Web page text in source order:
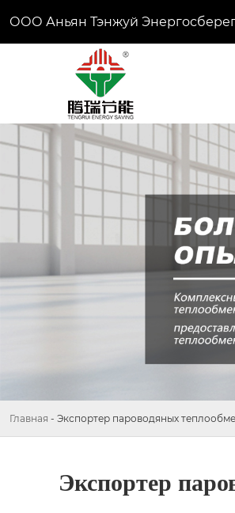
ООО Аньян Тэнжуй
Главная - Экспортер пароводяных
Экспортер